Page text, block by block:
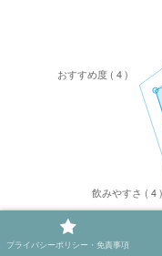
プライバシーポリシー・免責事項